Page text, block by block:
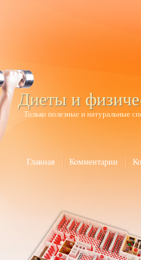
Диеты и
Только полезные и натуральные
Главная Комментарии